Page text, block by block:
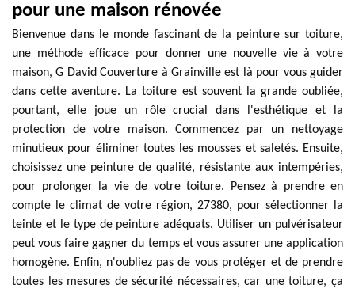
pour une maison rénovée
Bienvenue dans le monde fascinant de la peinture sur toiture,
une méthode efficace pour donner une nouvelle vie à votre
maison, G David Couverture à Grainville est là pour vous guider
dans cette aventure. La toiture est souvent la grande oubliée,
pourtant, elle joue un rôle crucial dans l'esthétique et la
protection de votre maison. Commencez par un nettoyage
minutieux pour éliminer toutes les mousses et saletés. Ensuite,
choisissez une peinture de qualité, résistante aux intempéries,
pour prolonger la vie de votre toiture. Pensez à prendre en
compte le climat de votre région, 27380, pour sélectionner la
teinte et le type de peinture adéquats. Utiliser un pulvérisateur
peut vous faire gagner du temps et vous assurer une application
homogène. Enfin, n'oubliez pas de vous protéger et de prendre
toutes les mesures de sécurité nécessaires, car une toiture, ça